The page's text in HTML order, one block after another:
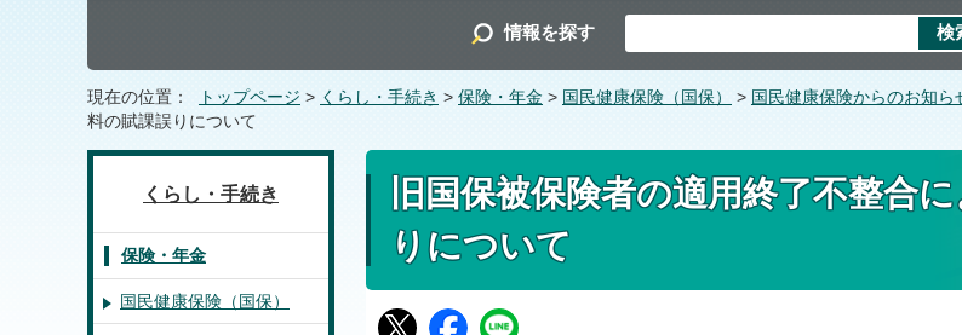
情報を探す
現在の位置： トップページ > くらし・手続き > 保険・年金 > 国民健康保険（国保） > 国民健康保険からのお知ら
料の賦課誤りについて
旧国保被保険者の適用終了不整合
りについて
くらし・手続き
保険・年金
国民健康保険（国保）